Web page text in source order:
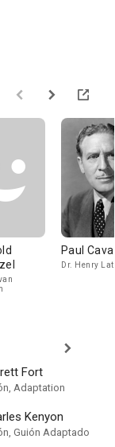
Paul
Dr. Henry
Fort
Adaptation
Kenyon
Guión Adaptado